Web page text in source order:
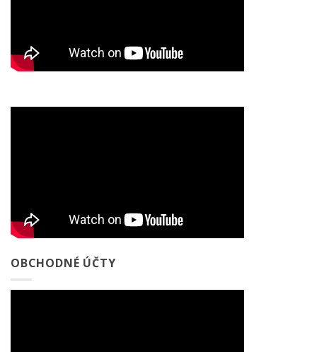
OBCHODNÉ ÚČTY